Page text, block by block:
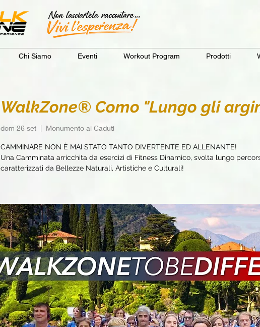
Chi Siamo Eventi Workout Program Prodotti
WalkZone® Como "Lungo gli
dom 26 set
  |
Monumento ai Caduti
CAMMINARE NON È MAI STATO TANTO DIVERTENTE ED ALLENANTE!
Una Camminata arricchita da esercizi di Fitness Dinamico, svolta lungo
caratterizzati da Bellezze Naturali, Artistiche e Culturali!